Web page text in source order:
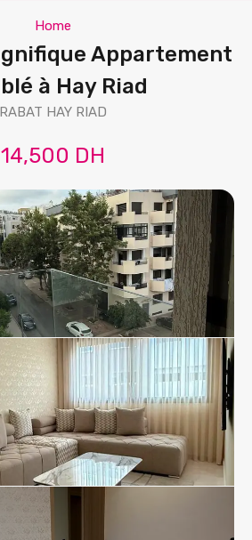
Home
Appartement
à Hay Riad
RABAT HAY RIAD
14,500 DH